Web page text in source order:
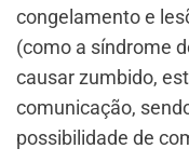
congelamento e
(como a síndrome
causar zumbido,
comunicação,
possibilidade de